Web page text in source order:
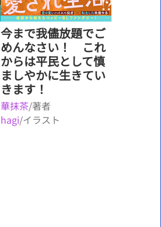
今まで我儘放題でご
めんなさい！ これ
からは平民として慎
ましやかに生きてい
きます！
華抹茶/著者
hagi/イラスト